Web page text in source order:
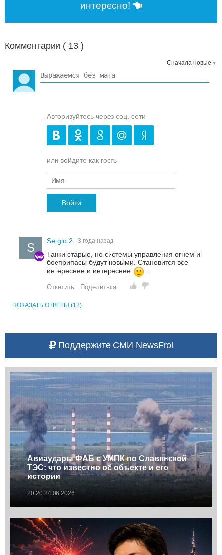
интересно!
Комментарии ( 13 )
Сначала новые
Авторизуйтесь через соц. сети
или войдите как гость
Войти
S Sergio 2 3 года назад
Танки старые, но системы управления огнем и
боеприпасы будут новыми. Становится все
интереснее и интереснее
.
Ответить Поделиться
ПОКАЗАТЬ ОТВЕТЫ (12)
Поддержите СМИ NewsFrol
Авиаудары ФАБ с УМПК по Славянской
ТЭС: что известно об объекте и его
истории
20:20 24.06.2026